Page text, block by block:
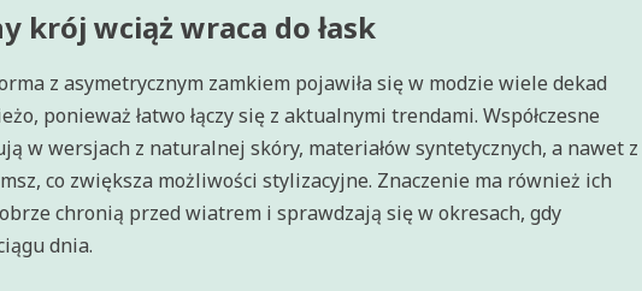
krój wciąż wraca do łask
z asymetrycznym zamkiem pojawiła się w modzie wiele dekad
ponieważ łatwo łączy się z aktualnymi trendami. Współczesne
w wersjach z naturalnej skóry, materiałów syntetycznych, a nawet z
co zwiększa możliwości stylizacyjne. Znaczenie ma również ich
chronią przed wiatrem i sprawdzają się w okresach, gdy
dnia.